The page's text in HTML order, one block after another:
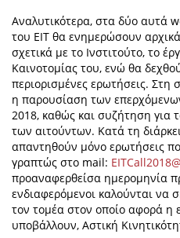
Αναλυτικότερα, στα δύο αυτά
του ΕΙΤ θα ενημερώσουν
σχετικά με το Ινστιτούτο, το
Καινοτομίας του, ενώ θα
περιορισμένες ερωτήσεις. Στη
η παρουσίαση των
2018, καθώς και συζήτηση για
των αιτούντων. Κατά τη
απαντηθούν μόνο ερωτήσεις
γραπτώς στο mail:
προαναφερθείσα ημερομηνία
ενδιαφερόμενοι καλούνται να
τον τομέα στον οποίο αφορά η
υποβάλλουν, Αστική